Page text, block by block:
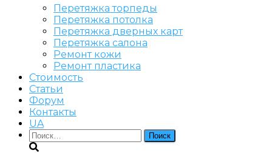
Перетяжка торпеды
Перетяжка потолка
Перетяжка дверных карт
Перетяжка салона
Ремонт кожи
Ремонт пластика
Стоимость
Статьи
Форум
Контакты
UA
Найти: